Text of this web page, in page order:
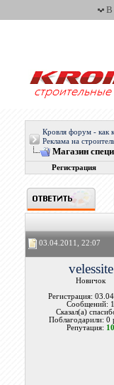
В
Кровля форум - как
Реклама на
Магазин
Регистрация
03.04.2011, 22:07
velessite
Новичок
Регистрация:
Сообщений: 1
Сказал(а)
Поблагодарили: 0
Репутация: 10